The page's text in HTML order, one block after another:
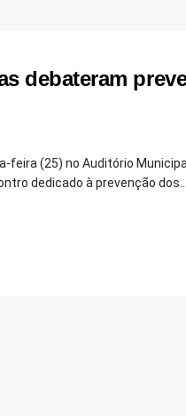
debateram
feira (25) no Auditório
dedicado à prevenção dos...